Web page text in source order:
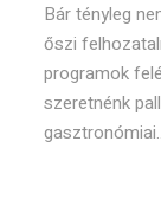
Bár tényleg
őszi
programok
szeretnénk